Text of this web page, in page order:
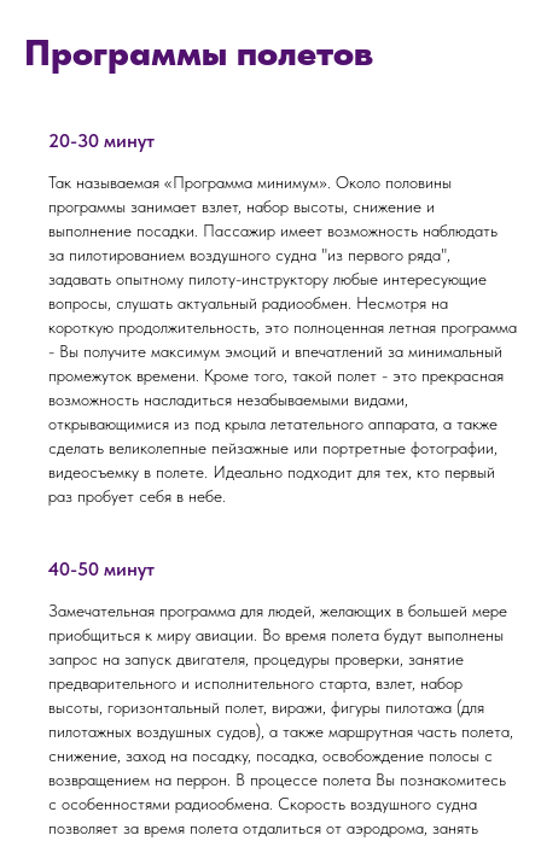
Программы полетов
20-30 минут
Так называемая «Программа минимум». Около половины
программы занимает взлет, набор высоты, снижение и
выполнение посадки. Пассажир имеет возможность наблюдать
за пилотированием воздушного судна "из первого ряда",
задавать опытному пилоту-инструктору любые интересующие
вопросы, слушать актуальный радиообмен. Несмотря на
короткую продолжительность, это полноценная летная программа
- Вы получите максимум эмоций и впечатлений за минимальный
промежуток времени. Кроме того, такой полет - это прекрасная
возможность насладиться незабываемыми видами,
открывающимися из под крыла летательного аппарата, а также
сделать великолепные пейзажные или портретные фотографии,
видеосъемку в полете. Идеально подходит для тех, кто первый
раз пробует себя в небе.
40-50 минут
Замечательная программа для людей, желающих в большей мере
приобщиться к миру авиации. Во время полета будут выполнены
запрос на запуск двигателя, процедуры проверки, занятие
предварительного и исполнительного старта, взлет, набор
высоты, горизонтальный полет, виражи, фигуры пилотажа (для
пилотажных воздушных судов), а также маршрутная часть полета,
снижение, заход на посадку, посадка, освобождение полосы с
возвращением на перрон. В процессе полета Вы познакомитесь
с особенностями радиообмена. Скорость воздушного судна
позволяет за время полета отдалиться от аэродрома, занять